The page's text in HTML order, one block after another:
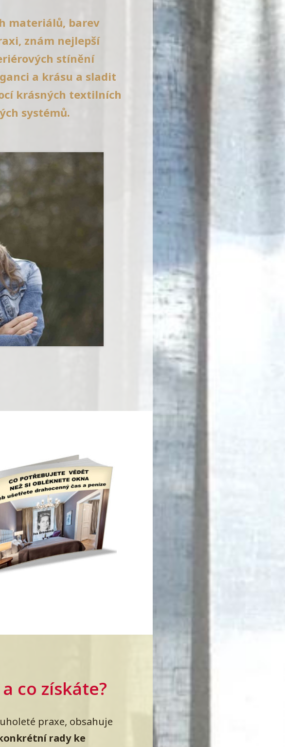
materiálů, barev
znám nejlepší
stínění
a krásu a sladit
krásných textilních
systémů.
co získáte?
praxe, obsahuje
rady ke